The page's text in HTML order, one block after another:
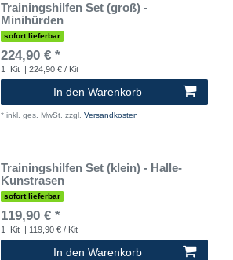
Trainingshilfen Set (groß) -
Minihürden
sofort lieferbar
224,90 € *
1 Kit | 224,90 € / Kit
In den Warenkorb
* inkl. ges. MwSt. zzgl. Versandkosten
Trainingshilfen Set (klein) - Halle-
Kunstrasen
sofort lieferbar
119,90 € *
1 Kit | 119,90 € / Kit
In den Warenkorb